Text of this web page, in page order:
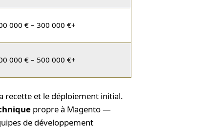
000 € – 300 000 €+
000 € – 500 000 €+
recette et le déploiement initial.
propre à Magento —
de développement